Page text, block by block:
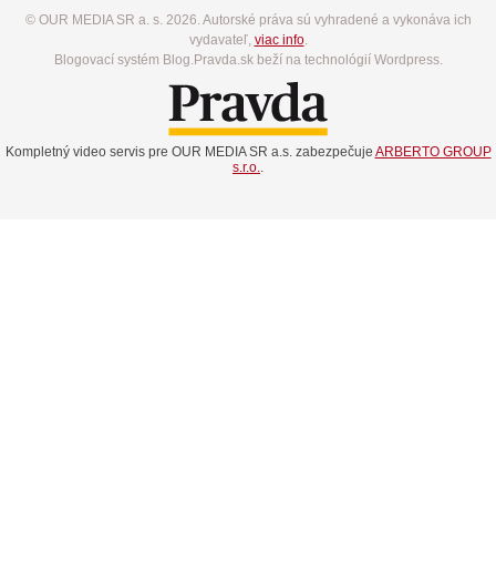
© OUR MEDIA SR a. s. 2026. Autorské práva sú vyhradené a vykonáva ich
vydavateľ, viac info.
Blogovací systém Blog.Pravda.sk beží na technológií Wordpress.
Kompletný video servis pre OUR MEDIA SR a.s. zabezpečuje ARBERTO GROUP
s.r.o..